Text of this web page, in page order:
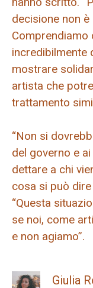
decisione non
Comprendiamo
incredibilmente
mostrare
artista che
trattamento
“Non si
del governo e
dettare a chi
cosa si può dire
“Questa
se noi, come
e non agiamo”.
Giulia